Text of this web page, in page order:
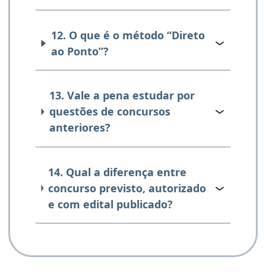
12. O que é o método “Direto
ao Ponto”?
13. Vale a pena estudar por
questões de concursos
anteriores?
14. Qual a diferença entre
concurso previsto, autorizado
e com edital publicado?